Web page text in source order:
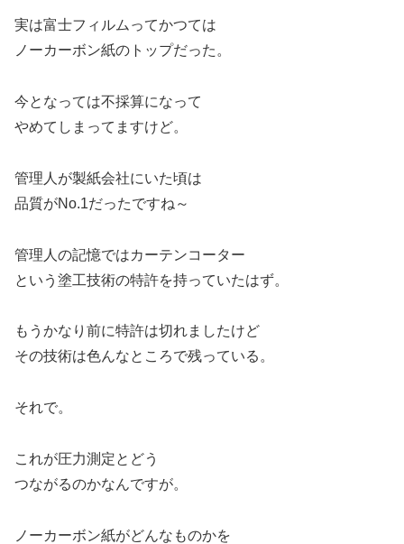
実は富士フィルムってかつては
ノーカーボン紙のトップだった。
今となっては不採算になって
やめてしまってますけど。
管理人が製紙会社にいた頃は
品質がNo.1だったですね～
管理人の記憶ではカーテンコーター
という塗工技術の特許を持っていたはず。
もうかなり前に特許は切れましたけど
その技術は色んなところで残っている。
それで。
これが圧力測定とどう
つながるのかなんですが。
ノーカーボン紙がどんなものかを